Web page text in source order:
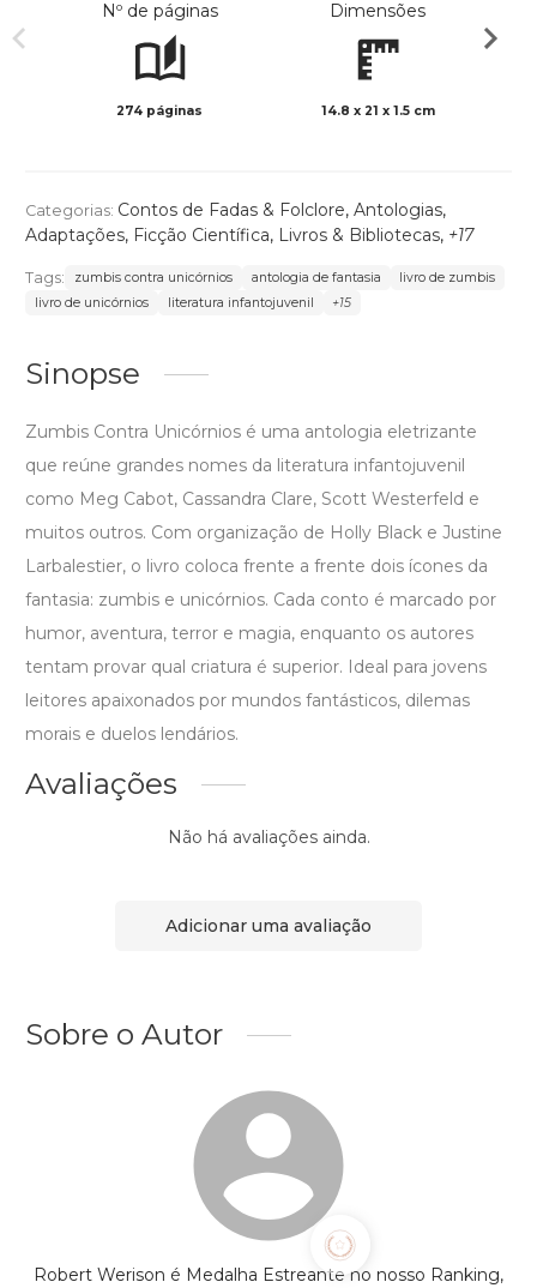
Nº de páginas
274 páginas
Dimensões
14.8 x 21 x 1.5 cm
Categorias: Contos de Fadas & Folclore, Antologias,
Adaptações, Ficção Científica, Livros & Bibliotecas, +17
Tags: zumbis contra unicórnios antologia de fantasia
livro de zumbis
livro de unicórnios
literatura infantojuvenil +15
Sinopse
Zumbis Contra Unicórnios é uma antologia eletrizante
que reúne grandes nomes da literatura infantojuvenil
como Meg Cabot, Cassandra Clare, Scott Westerfeld e
muitos outros. Com organização de Holly Black e Justine
Larbalestier, o livro coloca frente a frente dois ícones da
fantasia: zumbis e unicórnios. Cada conto é marcado por
humor, aventura, terror e magia, enquanto os autores
tentam provar qual criatura é superior. Ideal para jovens
leitores apaixonados por mundos fantásticos, dilemas
morais e duelos lendários.
Avaliações
Não há avaliações ainda.
Adicionar uma avaliação
Sobre o Autor
Robert Werison é Medalha Estreante no nosso Ranking,